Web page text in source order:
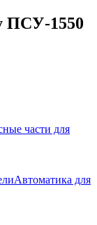
ПСУ-1550
части для
Автоматика для